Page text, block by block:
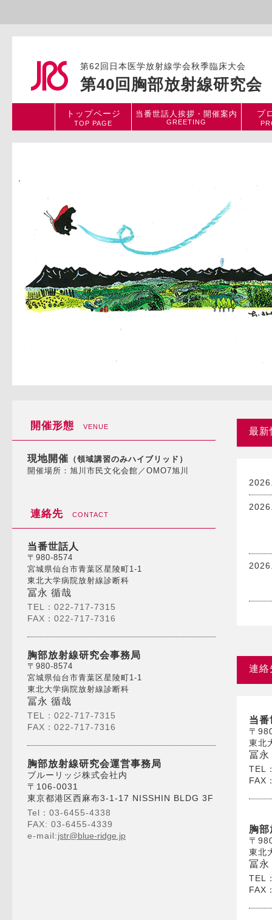
第62回日本医学放射線学会秋季臨床大会
第40回胸部放射線研究会
トップページ
TOP PAGE
当番世話人挨拶・開催案内
GREETING
プ
開催形態 VENUE
現地開催 （領域講習のみハイブリッド）
開催場所：旭川市民文化会館／OMO7旭川
連絡先 CONTACT
当番世話人
〒980-8574
宮城県仙台市青葉区星陵町1-1
東北大学病院放射線診断科
冨永 循哉
TEL：022-717-7315
FAX：022-717-7316
胸部放射線研究会事務局
〒980-8574
宮城県仙台市青葉区星陵町1-1
東北大学病院放射線診断科
冨永 循哉
TEL：022-717-7315
FAX：022-717-7316
胸部放射線研究会運営事務局
ブルーリッジ株式会社内
〒106-0031
東京都港区西麻布3-1-17 NISSHIN BLDG 3F
Tel：03-6455-4338
FAX: 03-6455-4339
e-mail:jstr@blue-ridge.jp
最新
連絡
当番
〒
東北
冨永
TEL
FAX
胸
〒
東北
冨永
TEL
FAX